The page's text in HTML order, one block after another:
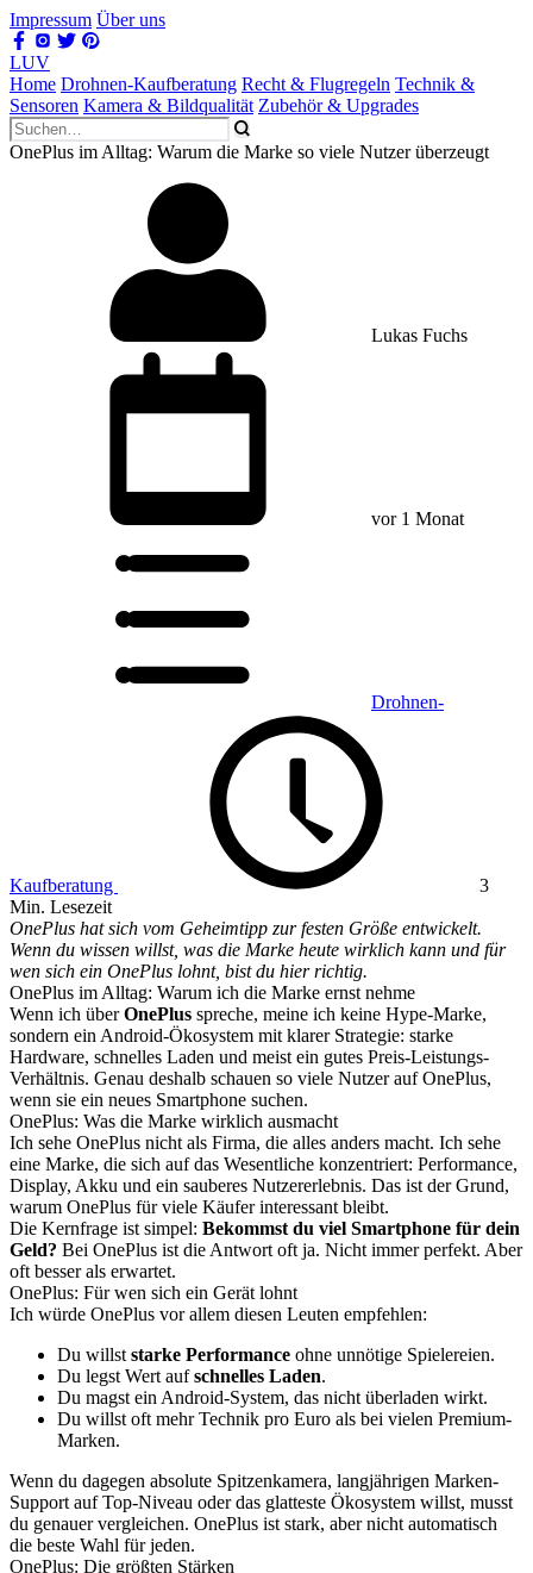
Impressum Über uns
LUV
Home Drohnen-Kaufberatung Recht & Flugregeln Technik &
Sensoren Kamera & Bildqualität Zubehör & Upgrades
OnePlus im Alltag: Warum die Marke so viele Nutzer überzeugt
Lukas Fuchs
vor 1 Monat
Drohnen-
Kaufberatung
3
Min. Lesezeit
OnePlus hat sich vom Geheimtipp zur festen Größe entwickelt.
Wenn du wissen willst, was die Marke heute wirklich kann und für
wen sich ein OnePlus lohnt, bist du hier richtig.
OnePlus im Alltag: Warum ich die Marke ernst nehme
Wenn ich überOnePlus spreche, meine ich keine Hype-Marke,
sondern ein Android-Ökosystem mit klarer Strategie: starke
Hardware, schnelles Laden und meist ein gutes Preis-Leistungs-
Verhältnis. Genau deshalb schauen so viele Nutzer auf OnePlus,
wenn sie ein neues Smartphone suchen.
OnePlus: Was die Marke wirklich ausmacht
Ich sehe OnePlus nicht als Firma, die alles anders macht. Ich sehe
eine Marke, die sich auf das Wesentliche konzentriert: Performance,
Display, Akku und ein sauberes Nutzererlebnis. Das ist der Grund,
warum OnePlus für viele Käufer interessant bleibt.
Die Kernfrage ist simpel: Bekommst du viel Smartphone für dein
Geld? Bei OnePlus ist die Antwort oft ja. Nicht immer perfekt. Aber
oft besser als erwartet.
OnePlus: Für wen sich ein Gerät lohnt
Ich würde OnePlus vor allem diesen Leuten empfehlen:
Du willst starke Performance ohne unnötige Spielereien.
Du legst Wert aufschnelles Laden.
Du magst ein Android-System, das nicht überladen wirkt.
Du willst oft mehr Technik pro Euro als bei vielen Premium-
Marken.
Wenn du dagegen absolute Spitzenkamera, langjährigen Marken-
Support auf Top-Niveau oder das glatteste Ökosystem willst, musst
du genauer vergleichen. OnePlus ist stark, aber nicht automatisch
die beste Wahl für jeden.
OnePlus: Die größten Stärken